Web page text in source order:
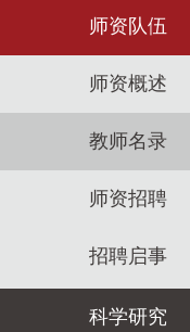
师资队伍
师资概述
教师名录
师资招聘
招聘启事
科学研究